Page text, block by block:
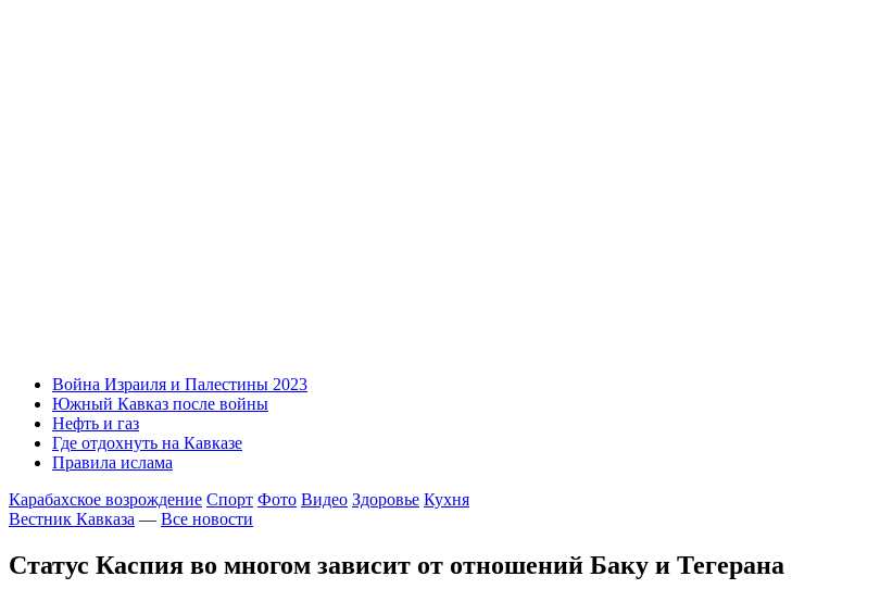
Война Израиля и Палестины 2023
Южный Кавказ после войны
Нефть и газ
Где отдохнуть на Кавказе
Правила ислама
Карабахское возрождение Спорт Фото Видео Здоровье Кухня
Вестник Кавказа — Все новости
Статус Каспия во многом зависит от отношений Баку и Тегерана